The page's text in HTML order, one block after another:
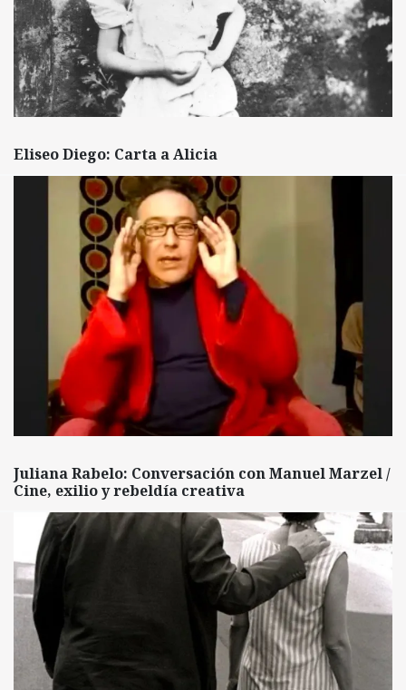
Eliseo Diego: Carta a Alicia
Juliana Rabelo: Conversación con Manuel Marzel /
Cine, exilio y rebeldía creativa